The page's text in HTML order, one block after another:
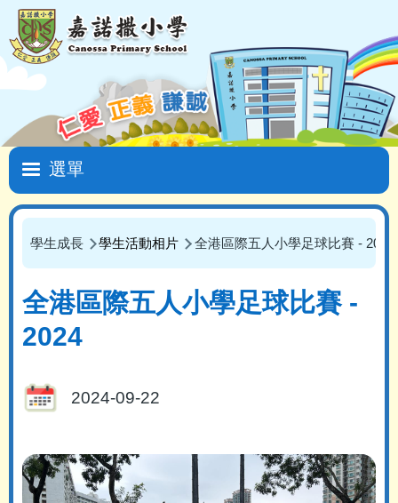
移至主內容
Main
navigation
導
連
結
學生成長 學生活動相片 全港區際五人小學足球比賽 - 2024
全港區際五人小學足球比賽 -
2024
2024-09-22